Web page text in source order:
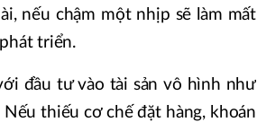
nếu chậm một nhịp sẽ làm mất
triển.
đầu tư vào tài sản vô hình như
thiếu cơ chế đặt hàng, khoán